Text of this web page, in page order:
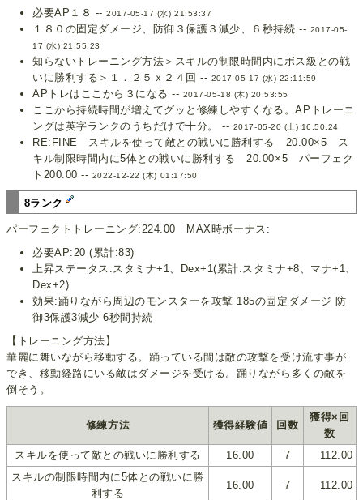
必要AP１８ --2017-05-17 (水) 21:53:37
１８０の固定ダメージ、防御３保護３減少、６秒持続 -- 2017-05-
17 (水) 21:55:23
知らないトレーニング方法＞スキルの制限時間内にボス級との戦
いに勝利する＞１．２５ｘ２４回 -- 2017-05-17 (水) 22:11:59
APトレはここから３になる -- 2017-05-18 (木) 20:53:55
ここから持続時間が増えてグッと修練しやすくなる。APトレーニ
ングは英字ランクのうちだけで十分。 -- 2017-05-20 (土) 16:50:24
RE:FINE スキルを使って敵との戦いに勝利する 20.00×5 ス
キル制限時間内に5体との戦いに勝利する 20.00×5 パーフェク
ト200.00 -- 2022-12-22 (木) 01:17:50
8ランク
パーフェクトトレーニング:224.00 MAX時ボーナス:
必要AP:20 (累計:83)
上昇ステータス:スタミナ+1、Dex+1(累計:スタミナ+8、マナ+1、
Dex+2)
効果:踊りながら周辺のモンスターを攻撃 185の固定ダメージ 防
御3保護3減少 6秒間持続
【トレーニング方法】
華麗に舞いながら移動する。踊っている間は敵の攻撃を受け流す事が
でき、移動経路にいる敵はダメージを受ける。踊りながら多くの敵を
倒そう。
修練方法 獲得経験値 回数
獲得×回
数
スキルを使って敵との戦いに勝利する
16.00 7
112.00
スキルの制限時間内に5体との戦いに勝
利する
16.00 7 112.00